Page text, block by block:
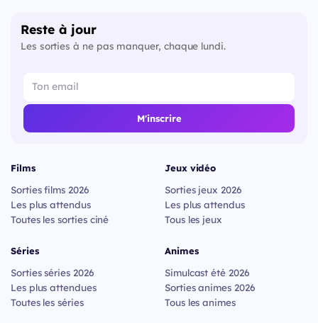
Reste à jour
Les sorties à ne pas manquer, chaque lundi.
M'inscrire
Films
Sorties films 2026
Les plus attendus
Toutes les sorties ciné
Séries
Sorties séries 2026
Les plus attendues
Toutes les séries
Jeux vidéo
Sorties jeux 2026
Les plus attendus
Tous les jeux
Animes
Simulcast été 2026
Sorties animes 2026
Tous les animes